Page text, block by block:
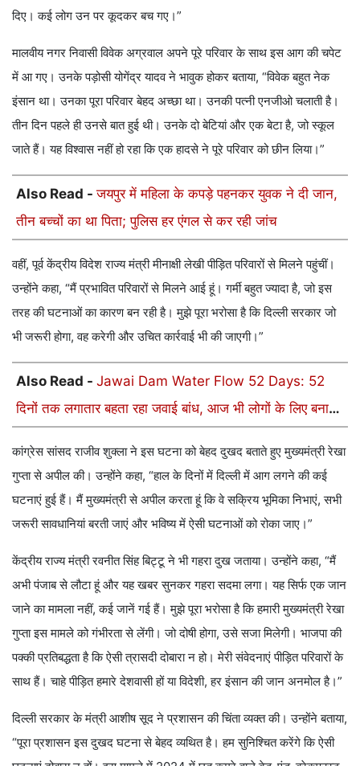
दिए। कई लोग उन पर कूदकर बच गए।”
मालवीय नगर निवासी विवेक अग्रवाल अपने पूरे परिवार के साथ इस आग की चपेट
में आ गए। उनके पड़ोसी योगेंद्र यादव ने भावुक होकर बताया, “विवेक बहुत नेक
इंसान था। उनका पूरा परिवार बेहद अच्छा था। उनकी पत्नी एनजीओ चलाती है।
तीन दिन पहले ही उनसे बात हुई थी। उनके दो बेटियां और एक बेटा है, जो स्कूल
जाते हैं। यह विश्वास नहीं हो रहा कि एक हादसे ने पूरे परिवार को छीन लिया।”
Also Read -जयपुर में महिला के कपड़े पहनकर युवक ने दी जान,
तीन बच्चों का था पिता; पुलिस हर एंगल से कर रही जांच
वहीं, पूर्व केंद्रीय विदेश राज्य मंत्री मीनाक्षी लेखी पीड़ित परिवारों से मिलने पहुंचीं।
उन्होंने कहा, “मैं प्रभावित परिवारों से मिलने आई हूं। गर्मी बहुत ज्यादा है, जो इस
तरह की घटनाओं का कारण बन रही है। मुझे पूरा भरोसा है कि दिल्ली सरकार जो
भी जरूरी होगा, वह करेगी और उचित कार्रवाई भी की जाएगी।”
Also Read - Jawai Dam Water Flow 52 Days: 52
दिनों तक लगातार बहता रहा जवाई बांध, आज भी लोगों के लिए बना
कांग्रेस सांसद राजीव शुक्ला ने इस घटना को बेहद दुखद बताते हुए मुख्यमंत्री रेखा
गुप्ता से अपील की। उन्होंने कहा, “हाल के दिनों में दिल्ली में आग लगने की कई
घटनाएं हुई हैं। मैं मुख्यमंत्री से अपील करता हूं कि वे सक्रिय भूमिका निभाएं, सभी
जरूरी सावधानियां बरती जाएं और भविष्य में ऐसी घटनाओं को रोका जाए।”
केंद्रीय राज्य मंत्री रवनीत सिंह बिट्टू ने भी गहरा दुख जताया। उन्होंने कहा, “मैं
अभी पंजाब से लौटा हूं और यह खबर सुनकर गहरा सदमा लगा। यह सिर्फ एक जान
जाने का मामला नहीं, कई जानें गई हैं। मुझे पूरा भरोसा है कि हमारी मुख्यमंत्री रेखा
गुप्ता इस मामले को गंभीरता से लेंगी। जो दोषी होगा, उसे सजा मिलेगी। भाजपा की
पक्की प्रतिबद्धता है कि ऐसी त्रासदी दोबारा न हो। मेरी संवेदनाएं पीड़ित परिवारों के
साथ हैं। चाहे पीड़ित हमारे देशवासी हों या विदेशी, हर इंसान की जान अनमोल है।”
दिल्ली सरकार के मंत्री आशीष सूद ने प्रशासन की चिंता व्यक्त की। उन्होंने बताया,
“पूरा प्रशासन इस दुखद घटना से बेहद व्यथित है। हम सुनिश्चित करेंगे कि ऐसी